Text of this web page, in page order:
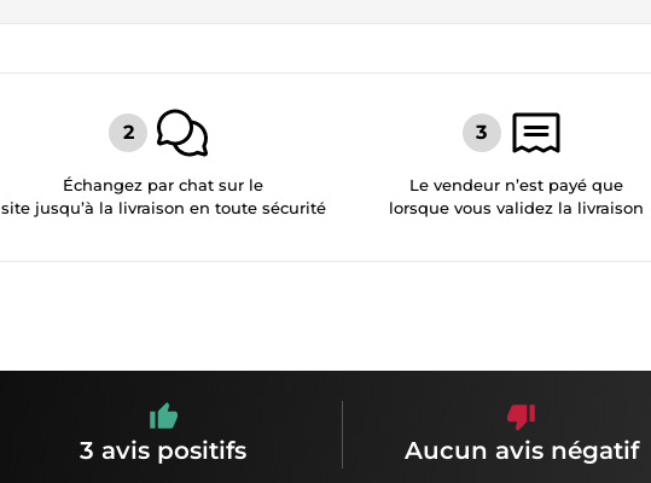
Échangez par chat sur le
site jusqu’à la livraison en toute sécurité
Le vendeur n’est payé que
lorsque vous validez la livraison
3 avis positifs Aucun avis négatif